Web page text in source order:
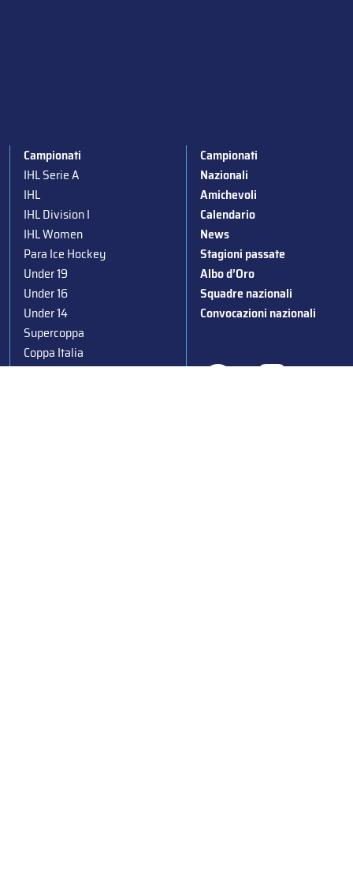
Campionati
IHL Serie A
IHL
IHL Division I
IHL Women
Para Ice Hockey
Under 19
Under 16
Under 14
Supercoppa
Coppa Italia
Campionati
Nazionali
Amichevoli
Calendario
News
Stagioni passate
Albo d’Oro
Squadre nazionali
Convocazioni nazionali